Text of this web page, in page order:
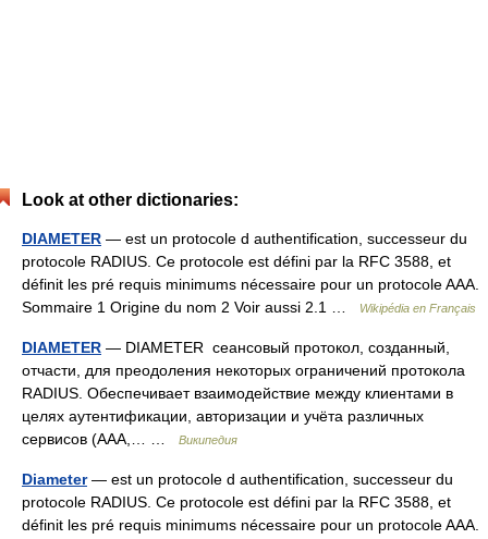
Look at other dictionaries:
DIAMETER — est un protocole d authentification, successeur du
protocole RADIUS. Ce protocole est défini par la RFC 3588, et
définit les pré requis minimums nécessaire pour un protocole AAA.
Sommaire 1 Origine du nom 2 Voir aussi 2.1 …
Wikipédia en Français
DIAMETER — DIAMETER сеансовый протокол, созданный,
отчасти, для преодоления некоторых ограничений протокола
RADIUS. Обеспечивает взаимодействие между клиентами в
целях аутентификации, авторизации и учёта различных
сервисов (AAA,… …
Википедия
Diameter— est un protocole d authentification, successeur du
protocole RADIUS. Ce protocole est défini par la RFC 3588, et
définit les pré requis minimums nécessaire pour un protocole AAA.